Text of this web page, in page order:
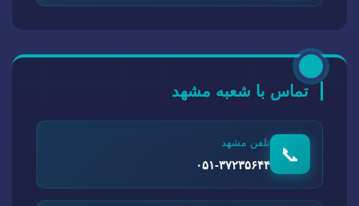
تماس با شعبه مشهد
📞
تلفن مشهد
۰۵۱-۳۷۲۳۵۶۴۴